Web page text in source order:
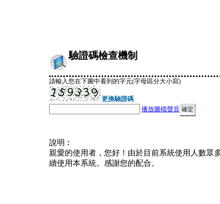
驗證碼檢查機制
請輸入您在下圖中看到的字元(字母區分大小寫)
更換驗證碼
播放圖檔聲音
說明︰
親愛的使用者，您好！由於目前系統使用人數眾
續使用本系統。感謝您的配合。